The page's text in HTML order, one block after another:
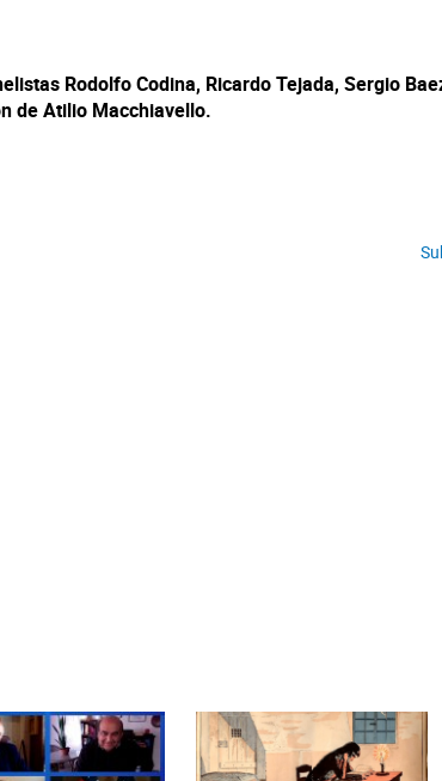
Rodolfo Codina, Ricardo Tejada, Sergio
de Atilio Macchiavello.